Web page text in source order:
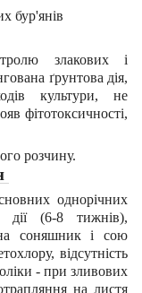
бур'янів
злакових і
ґрунтова дія,
культури, не
фітотоксичності,
розчину.
однорічних
дії (6-8 тижнів),
на соняшник і сою
відсутність
- при зливових
на листя